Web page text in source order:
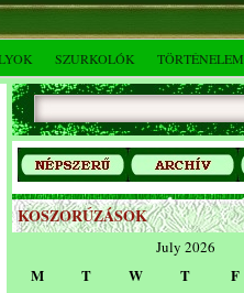
SZURKOLÓK TÖRTÉNELEM
KOSZORÚZÁSOK
July 2026
M T W T F